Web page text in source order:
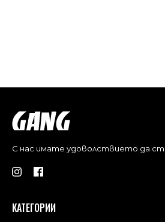
С нас имате удоволствието да
КАТЕГОРИИ